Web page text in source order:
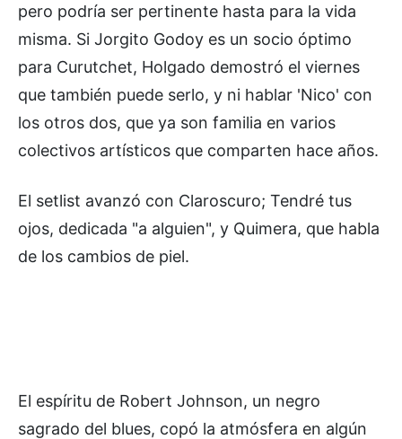
pero podría ser pertinente hasta para la vida
misma. Si Jorgito Godoy es un socio óptimo
para Curutchet, Holgado demostró el viernes
que también puede serlo, y ni hablar 'Nico' con
los otros dos, que ya son familia en varios
colectivos artísticos que comparten hace años.
El setlist avanzó con Claroscuro; Tendré tus
ojos, dedicada "a alguien", y Quimera, que habla
de los cambios de piel.
El espíritu de Robert Johnson, un negro
sagrado del blues, copó la atmósfera en algún